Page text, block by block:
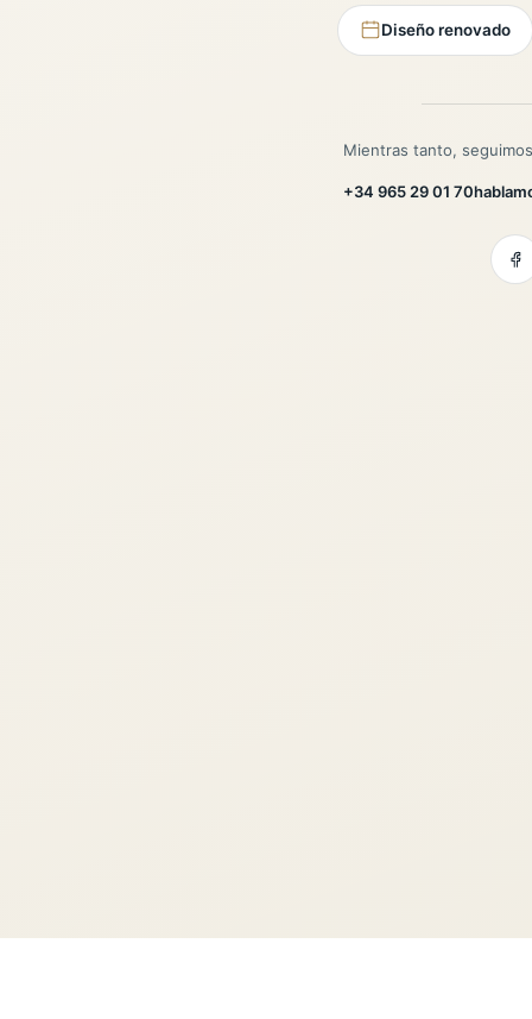
Diseño renovado
Mientras tanto,
+34 965 29 01 70